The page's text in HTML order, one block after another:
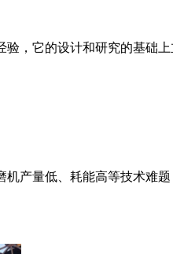
，它的设计和研究的基础
产量低、耗能高等技术难